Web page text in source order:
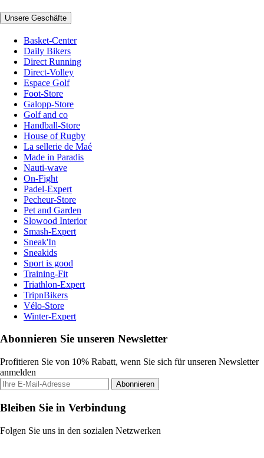
Unsere Geschäfte
Basket-Center
Daily Bikers
Direct Running
Direct-Volley
Espace Golf
Foot-Store
Galopp-Store
Golf and co
Handball-Store
House of Rugby
La sellerie de Maé
Made in Paradis
Nauti-wave
On-Fight
Padel-Expert
Pecheur-Store
Pet and Garden
Slowood Interior
Smash-Expert
Sneak'In
Sneakids
Sport is good
Training-Fit
Triathlon-Expert
TripnBikers
Vélo-Store
Winter-Expert
Abonnieren Sie unseren Newsletter
Profitieren Sie von 10% Rabatt, wenn Sie sich für unseren Newsletter
anmelden
Abonnieren
Bleiben Sie in Verbindung
Folgen Sie uns in den sozialen Netzwerken